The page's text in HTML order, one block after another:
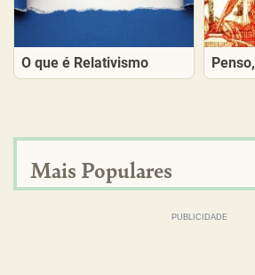
O que é Relativismo
Mais Populares